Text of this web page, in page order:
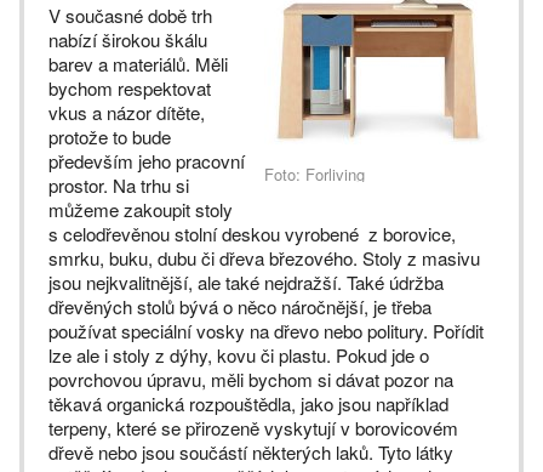
Foto: Forliving
V současné době trh
nabízí širokou škálu
barev a materiálů. Měli
bychom respektovat
vkus a názor dítěte,
protože to bude
především jeho pracovní
prostor. Na trhu si
můžeme zakoupit stoly
s celodřevěnou stolní deskou vyrobené z borovice,
smrku, buku, dubu či dřeva březového. Stoly z masivu
jsou nejkvalitnější, ale také nejdražší. Také údržba
dřevěných stolů bývá o něco náročnější, je třeba
používat speciální vosky na dřevo nebo politury. Pořídit
lze ale i stoly z dýhy, kovu či plastu. Pokud jde o
povrchovou úpravu, měli bychom si dávat pozor na
těkavá organická rozpouštědla, jako jsou například
terpeny, které se přirozeně vyskytují v borovicovém
dřevě nebo jsou součástí některých laků. Tyto látky